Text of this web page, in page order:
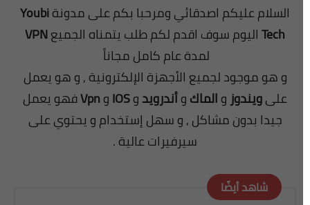
السلام عليكم اصدقائي ومرحبا بكم على مدونةYoubi
Techاليوم سوفاقدملكمطلبيتمناه الجميعVPN
لمدة عام كامل مجاناً
و هو موجود لجميع الأجهزة الإلكترونية , و هو يعمل
على ويندوزوالماكوأندرويدوIOSوVpnفهو يعمل
جيدا بدون مشاكل , و سهل إستخدام و يحتوي على
سيرفيرات عالية .
شاهد أيضًا